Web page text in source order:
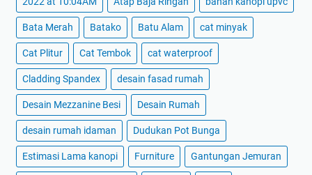
Bata Merah Batako Batu Alam cat minyak
Cat Plitur Cat Tembok cat waterproof
Cladding Spandex desain fasad rumah
Desain Mezzanine Besi Desain Rumah
desain rumah idaman Dudukan Pot Bunga
Estimasi Lama kanopi Furniture Gantungan Jemuran